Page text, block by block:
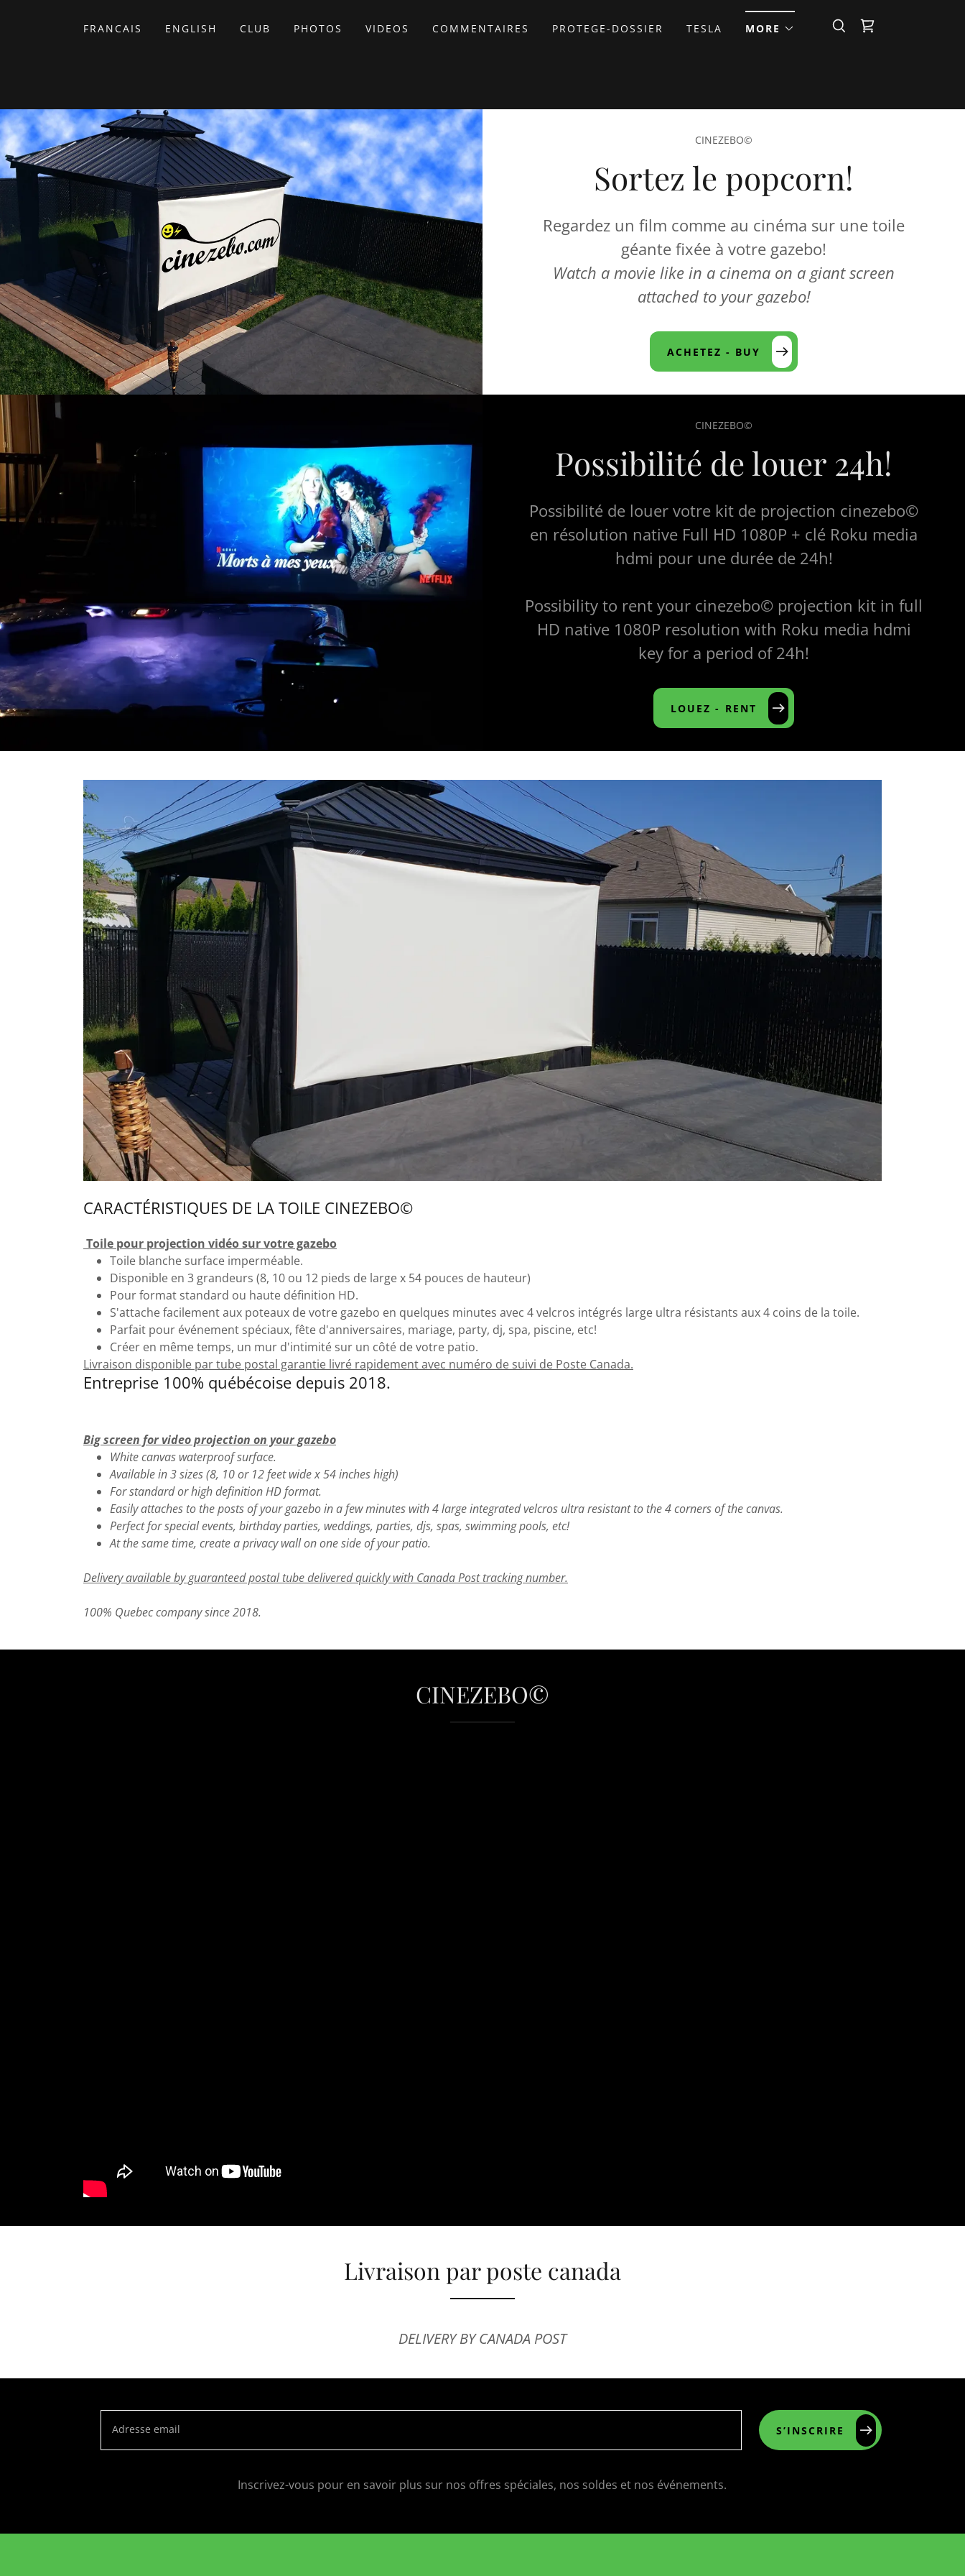
FRANCAIS ENGLISH CLUB PHOTOS VIDEOS COMMENTAIRES PROTEGE-DOSSIER TESLA MORE
CINEZEBO©
Sortez le popcorn!
Regardez un film comme au cinéma sur une toile
géante fixée à votre gazebo!
Watch a movie like in a cinema on a giant screen
attached to your gazebo!
ACHETEZ - BUY
CINEZEBO©
Possibilité de louer 24h!
Possibilité de louer votre kit de projection cinezebo©
en résolution native Full HD 1080P + clé Roku media
hdmi pour une durée de 24h!
Possibility to rent your cinezebo© projection kit in full
HD native 1080P resolution with Roku media hdmi
key for a period of 24h!
LOUEZ - RENT
CARACTÉRISTIQUES DE LA TOILE CINEZEBO©
Toile pour projection vidéo sur votre gazebo
Toile blanche surface imperméable.
Disponible en 3 grandeurs (8, 10 ou 12 pieds de large x 54 pouces de hauteur)
Pour format standard ou haute définition HD.
S'attache facilement aux poteaux de votre gazebo en quelques minutes avec 4 velcros intégrés large ultra résistants aux 4 coins de la toile.
Parfait pour événement spéciaux, fête d'anniversaires, mariage, party, dj, spa, piscine, etc!
Créer en même temps, un mur d'intimité sur un côté de votre patio.
Livraison disponible par tube postal garantie livré rapidement avec numéro de suivi de Poste Canada.
Entreprise 100% québécoise depuis 2018.
Big screen for video projection on your gazebo
White canvas waterproof surface.
Available in 3 sizes (8, 10 or 12 feet wide x 54 inches high)
For standard or high definition HD format.
Easily attaches to the posts of your gazebo in a few minutes with 4 large integrated velcros ultra resistant to the 4 corners of the canvas.
Perfect for special events, birthday parties, weddings, parties, djs, spas, swimming pools, etc!
At the same time, create a privacy wall on one side of your patio.
Delivery available by guaranteed postal tube delivered quickly with Canada Post tracking number.
100% Quebec company since 2018.
CINEZEBO©
Livraison par poste canada
DELIVERY BY CANADA POST
Adresse email S’INSCRIRE
Inscrivez-vous pour en savoir plus sur nos offres spéciales, nos soldes et nos événements.